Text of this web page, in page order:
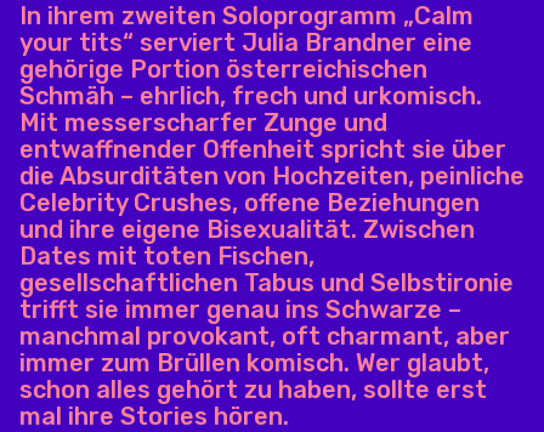
In ihrem zweiten Soloprogramm „Calm
your tits“ serviert Julia Brandner eine
gehörige Portion österreichischen
Schmäh – ehrlich, frech und urkomisch.
Mit messerscharfer Zunge und
entwaffnender Offenheit spricht sie über
die Absurditäten von Hochzeiten, peinliche
Celebrity Crushes, offene Beziehungen
und ihre eigene Bisexualität. Zwischen
Dates mit toten Fischen,
gesellschaftlichen Tabus und Selbstironie
trifft sie immer genau ins Schwarze –
manchmal provokant, oft charmant, aber
immer zum Brüllen komisch. Wer glaubt,
schon alles gehört zu haben, sollte erst
mal ihre Stories hören.